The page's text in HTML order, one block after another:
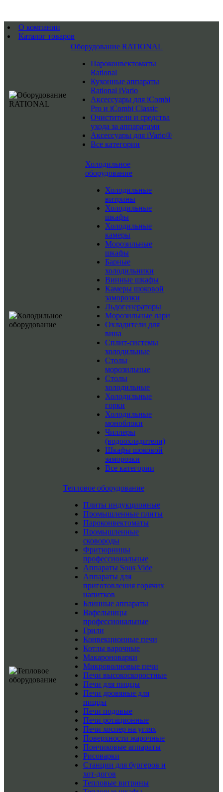
О компании
Каталог товаров
Оборудование RATIONAL
Пароконвектоматы
Rational
Кухонные аппараты
Rational iVario
Аксессуары для iCombi
Pro и iCombi Classic
Очистители и средства
ухода за аппаратами
Аксессуары для iVario®
Все категории
Холодильное
оборудование
Холодильные
витрины
Холодильные
шкафы
Холодильные
камеры
Морозильные
шкафы
Барные
холодильники
Винные шкафы
Камеры шоковой
заморозки
Льдогенераторы
Морозильные лари
Охладители для
вина
Сплит-системы
холодильные
Столы
морозильные
Столы
холодильные
Холодильные
горки
Холодильные
моноблоки
Чиллеры
(водоохладители)
Шкафы шоковой
заморозки
Все категории
Тепловое оборудование
Плиты индукционные
Промышленные плиты
Пароконвектоматы
Промышленные
сковороды
Фритюрницы
профессиональные
Аппараты Sous Vide
Аппараты для
приготовления горячих
напитков
Блинные аппараты
Вафельницы
профессиональные
Грили
Конвекционные печи
Котлы варочные
Макароноварки
Микроволновые печи
Печи высокоскоростные
Печи для пиццы
Печи дровяные для
пиццы
Печи подовые
Печи ротационные
Печи хоспер на углях
Поверхности жарочные
Пончиковые аппараты
Рисоварки
Станции для бургеров и
хот-догов
Тепловые витрины